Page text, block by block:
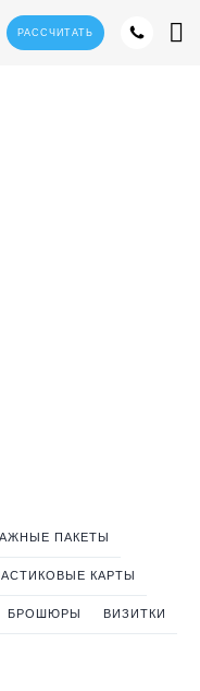
РАССЧИТАТЬ
ПАКЕТЫ
КАРТЫ
БРОШЮРЫ ВИЗИТКИ